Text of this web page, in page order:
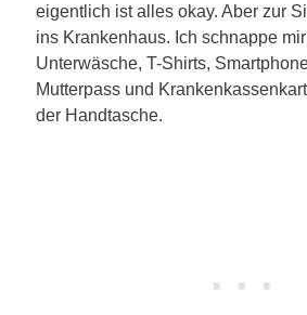
eigentlich ist alles okay. Aber zur
ins Krankenhaus. Ich schnappe
Unterwäsche, T-Shirts,
Mutterpass und
der Handtasche.